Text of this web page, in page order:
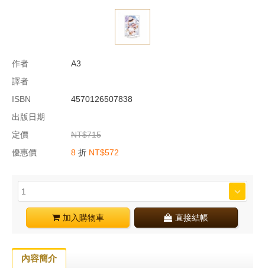
作者
A3
譯者
ISBN
4570126507838
出版日期
定價
NT$715
優惠價
8 折 NT$572
加入購物車 直接結帳
內容簡介